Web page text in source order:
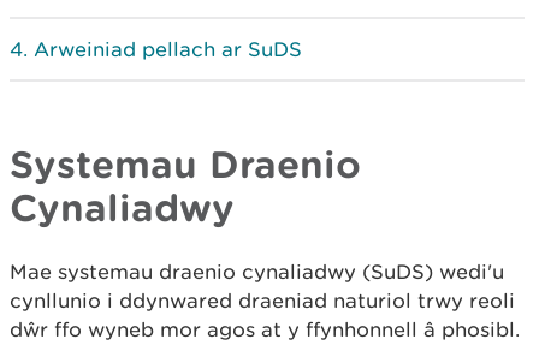
Arweiniad pellach ar SuDS
Systemau Draenio
Cynaliadwy
Mae systemau draenio cynaliadwy (SuDS) wedi'u
cynllunio i ddynwared draeniad naturiol trwy reoli
dŵr ffo wyneb mor agos at y ffynhonnell â phosibl.